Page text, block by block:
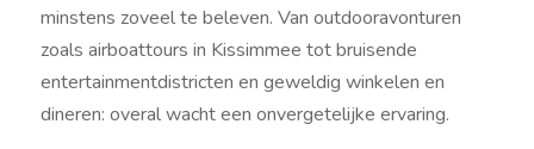
minstens zoveel te beleven. Van outdooravonturen
zoals airboattours in Kissimmee tot bruisende
entertainmentdistricten en geweldig winkelen en
dineren: overal wacht een onvergetelijke ervaring.